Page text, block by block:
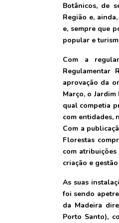
Botânicos, de
Região e,
e, sempre que
popular e
Com a
Regulamentar
aprovação da
Março, o
qual competia
com entidades,
Com a
Florestas
com
criação e
As suas
foi sendo
da Madeira
Porto Santo),